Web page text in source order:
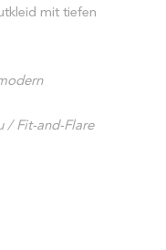
mit tiefen
/ Fit-and-Flare